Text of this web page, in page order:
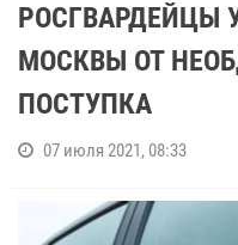
РОСГВАРДЕЙЦЫ
МОСКВЫ ОТ
ПОСТУПКА
07 июля 2021, 08:33